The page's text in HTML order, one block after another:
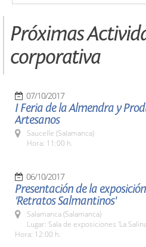
Próximas
corporativa
07/10/2017
I Feria de la Almendra y
Artesanos
Saucelle (Salamanca)
Hora: 11:00 h.
06/10/2017
Presentación de la exposición
'Retratos Salmantinos'
Salamanca (Salamanca)
Lugar: Sala de exposiciones 'La
Hora: 12:00 h.